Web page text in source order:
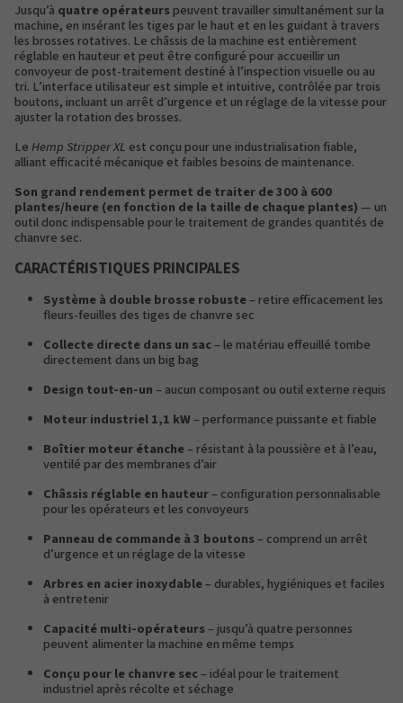
Jusqu’à quatre opérateurspeuvent travailler simultanément sur la
machine, en insérant les tiges par le haut et en les guidant à travers
les brosses rotatives. Le châssis de la machine est entièrement
réglable en hauteur et peut être configuré pour accueillir un
convoyeur de post-traitement destiné à l’inspection visuelle ou au
tri. L’interface utilisateur est simple et intuitive, contrôlée par trois
boutons, incluant un arrêt d’urgence et un réglage de la vitesse pour
ajuster la rotation des brosses.
LeHemp Stripper XL est conçu pour une industrialisation fiable,
alliant efficacité mécanique et faibles besoins de maintenance.
Son grand rendement permet de traiter de 300 à 600
plantes/heure (en fonction de la taille de chaque plantes)— un
outil donc indispensable pour le traitement de grandes quantités de
chanvre sec.
CARACTÉRISTIQUES PRINCIPALES
Système à double brosse robuste– retire efficacement les
fleurs-feuilles des tiges de chanvre sec
Collecte directe dans un sac– le matériau effeuillé tombe
directement dans un big bag
Design tout-en-un– aucun composant ou outil externe requis
Moteur industriel 1,1 kW– performance puissante et fiable
Boîtier moteur étanche– résistant à la poussière et à l’eau,
ventilé par des membranes d’air
Châssis réglable en hauteur– configuration personnalisable
pour les opérateurs et les convoyeurs
Panneau de commande à 3 boutons– comprend un arrêt
d’urgence et un réglage de la vitesse
Arbres en acier inoxydable– durables, hygiéniques et faciles
à entretenir
Capacité multi-opérateurs– jusqu’à quatre personnes
peuvent alimenter la machine en même temps
Conçu pour le chanvre sec– idéal pour le traitement
industriel après récolte et séchage